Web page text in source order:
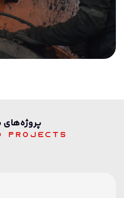
پرو‌ژه‌های
projects